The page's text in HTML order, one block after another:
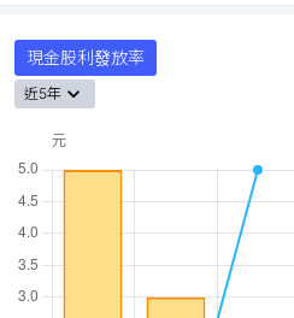
現金股利發放率
近5年